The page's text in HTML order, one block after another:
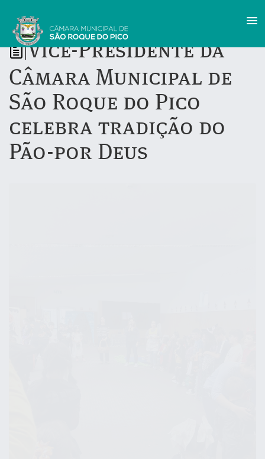
Vice-Presidente da
Câmara Municipal de
São Roque do Pico
celebra tradição do
Pão-por Deus